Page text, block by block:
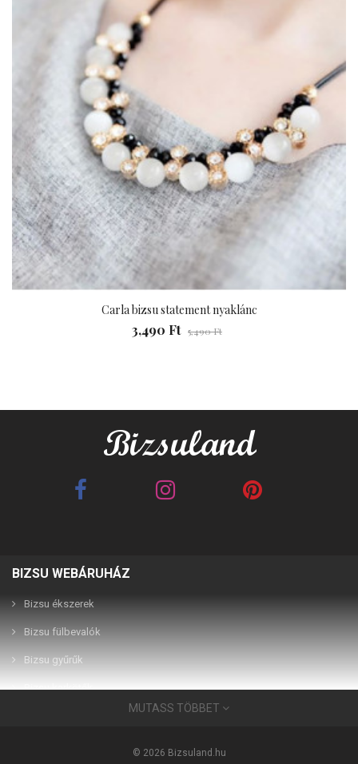
Carla bizsu statement nyaklánc
3,490 Ft 5,490 Ft
Best Friends barna 2in1
2,990 Ft
BIZSU WEBÁRUHÁZ
Bizsu ékszerek
Bizsu fülbevalók
Bizsu gyűrűk
Bizsu karkötők
MUTASS TÖBBET
© 2026 Bizsuland.hu